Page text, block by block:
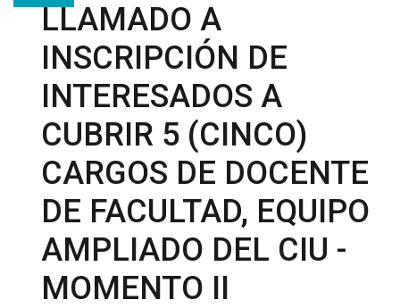
LLAMADO A
INSCRIPCIÓN DE
INTERESADOS A
CUBRIR 5 (CINCO)
CARGOS DE DOCENTE
DE FACULTAD, EQUIPO
AMPLIADO DEL CIU -
MOMENTO II